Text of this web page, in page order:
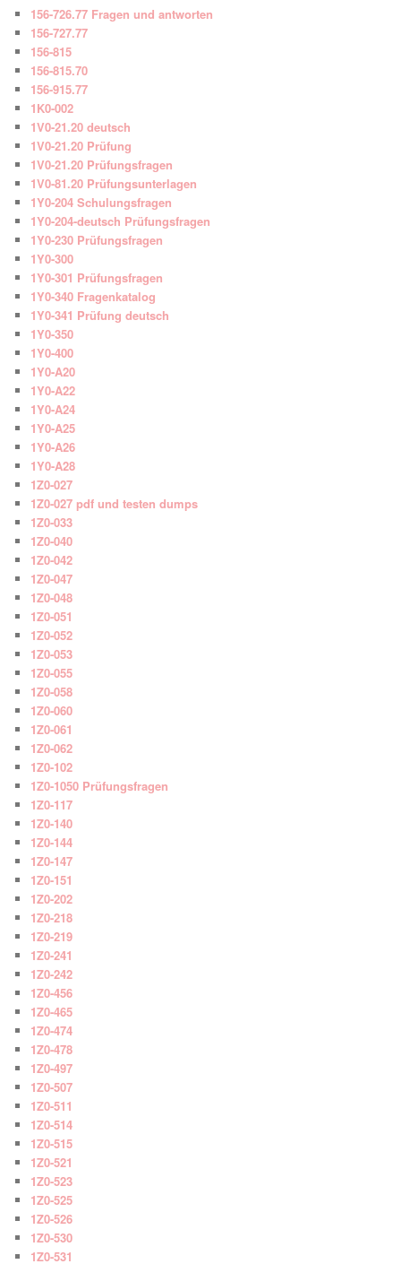
156-726.77 Fragen und antworten
156-727.77
156-815
156-815.70
156-915.77
1K0-002
1V0-21.20 deutsch
1V0-21.20 Prüfung
1V0-21.20 Prüfungsfragen
1V0-81.20 Prüfungsunterlagen
1Y0-204 Schulungsfragen
1Y0-204-deutsch Prüfungsfragen
1Y0-230 Prüfungsfragen
1Y0-300
1Y0-301 Prüfungsfragen
1Y0-340 Fragenkatalog
1Y0-341 Prüfung deutsch
1Y0-350
1Y0-400
1Y0-A20
1Y0-A22
1Y0-A24
1Y0-A25
1Y0-A26
1Y0-A28
1Z0-027
1Z0-027 pdf und testen dumps
1Z0-033
1Z0-040
1Z0-042
1Z0-047
1Z0-048
1Z0-051
1Z0-052
1Z0-053
1Z0-055
1Z0-058
1Z0-060
1Z0-061
1Z0-062
1Z0-102
1Z0-1050 Prüfungsfragen
1Z0-117
1Z0-140
1Z0-144
1Z0-147
1Z0-151
1Z0-202
1Z0-218
1Z0-219
1Z0-241
1Z0-242
1Z0-456
1Z0-465
1Z0-474
1Z0-478
1Z0-497
1Z0-507
1Z0-511
1Z0-514
1Z0-515
1Z0-521
1Z0-523
1Z0-525
1Z0-526
1Z0-530
1Z0-531